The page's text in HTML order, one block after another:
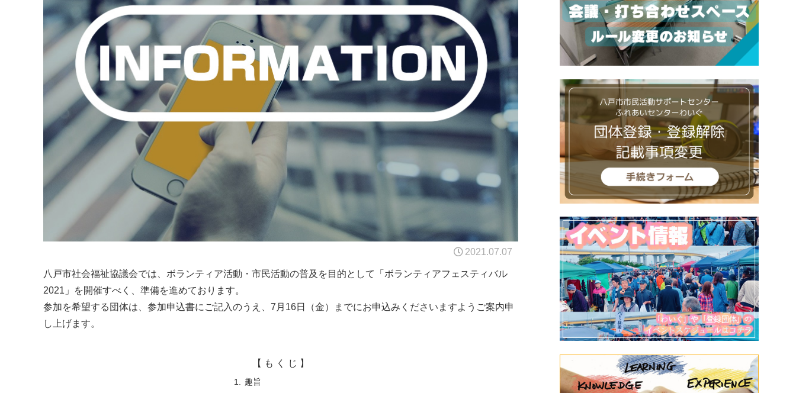
2021.07.07
八戸市社会福祉協議会では、ボランティア活動・市民活動の普及を目的として「ボランティアフェスティバル
2021」を開催すべく、準備を進めております。
参加を希望する団体は、参加申込書にご記入のうえ、7月16日（金）までにお申込みくださいますようご案内申
し上げます。
【 も く じ 】
趣旨